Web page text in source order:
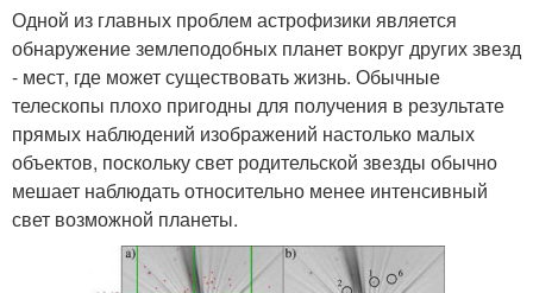
Одной из главных проблем астрофизики является
обнаружение землеподобных планет вокруг других звезд
- мест, где может существовать жизнь. Обычные
телескопы плохо пригодны для получения в результате
прямых наблюдений изображений настолько малых
объектов, поскольку свет родительской звезды обычно
мешает наблюдать относительно менее интенсивный
свет возможной планеты.